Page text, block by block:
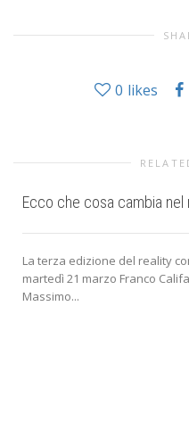
0 likes
Ecco che cosa cambia nel
La terza edizione del reality
martedì 21 marzo Franco
Massimo...